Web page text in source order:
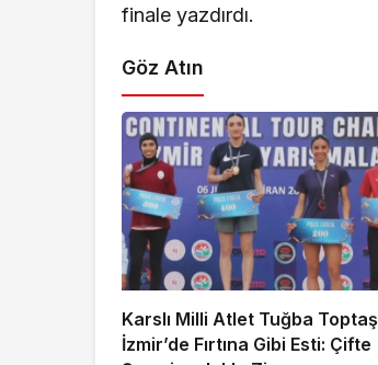
finale yazdırdı.
Göz Atın
Karslı Milli Atlet Tuğba Toptaş
İzmir’de Fırtına Gibi Esti: Çifte